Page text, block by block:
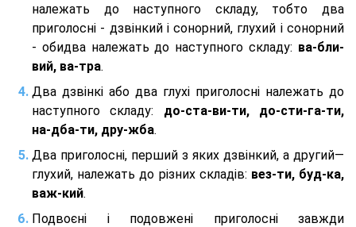
належать до наступного складу, тобто два
приголосні - дзвінкий і сонорний, глухий і сонорний
- обидва належать до наступного складу: ва-бли-
вий, ва-тра.
Два дзвінкі або два глухі приголосні належать до
наступного складу: до-ста-ви-ти, до-сти-га-ти,
на-дба-ти, дру-жба.
Два приголосні, перший з яких дзвінкий, а другий—
глухий, належать до різних складів: вез-ти, буд-ка,
важ-кий.
Подвоєні і подовжені приголосні завжди